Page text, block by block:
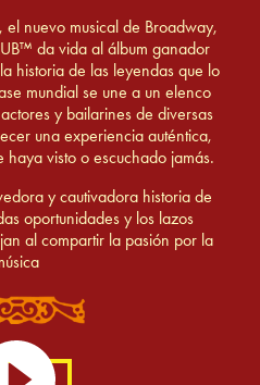
nuevo musical de Broadway,
da vida al álbum ganador
historia de las leyendas que lo
mundial se une a un elenco
y bailarines de diversas
una experiencia auténtica,
visto o escuchado jamás.
y cautivadora historia de
oportunidades y los lazos
al compartir la pasión por la